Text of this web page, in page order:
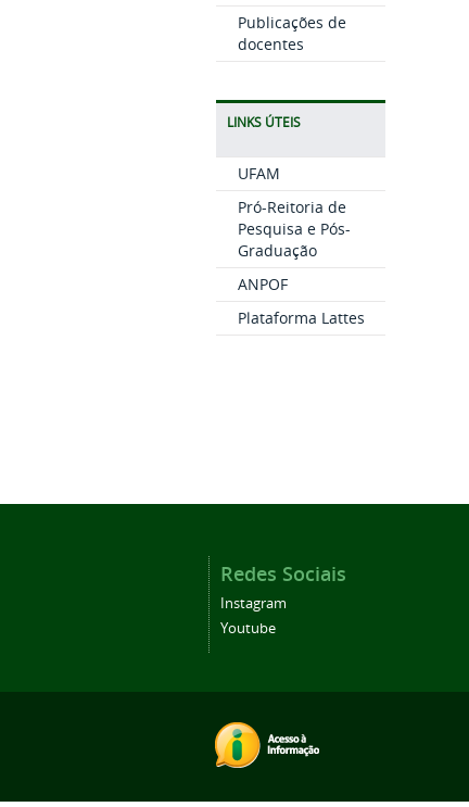
Publicações de
docentes
LINKS ÚTEIS
UFAM
Pró-Reitoria de
Pesquisa e Pós-
Graduação
ANPOF
Plataforma Lattes
Redes Sociais
Instagram
Youtube